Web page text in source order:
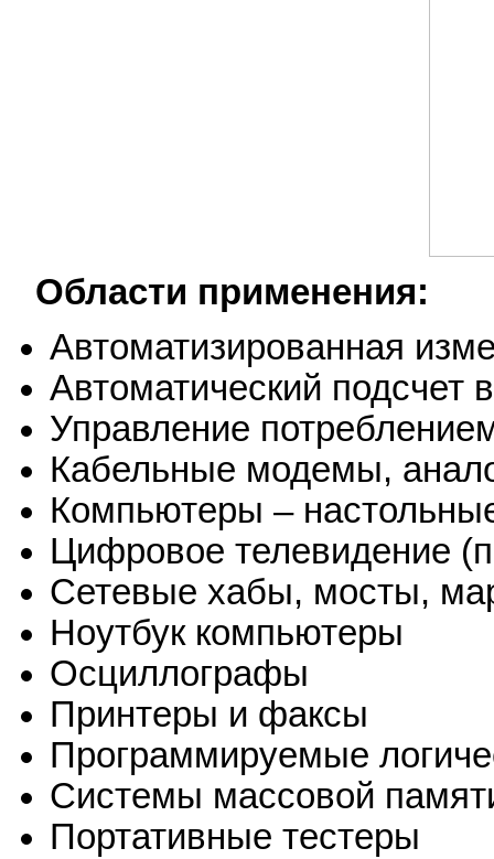
Области применения:
Автоматизированная
Автоматический подсчет
Управление
Кабельные модемы,
Компьютеры –
Цифровое телевидение
Сетевые хабы, мосты,
Ноутбук компьютеры
Осциллографы
Принтеры и факсы
Программируемые
Системы массовой
Портативные тестеры